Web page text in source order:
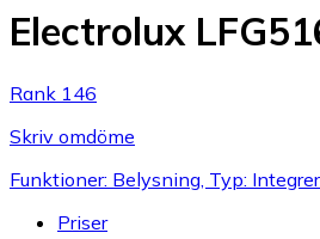
Electrolux
Rank 146
Skriv omdöme
Funktioner: Belysning, Typ:
Priser